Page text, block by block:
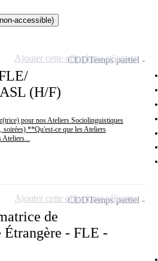
accessible)
(H/F)
pour nos Ateliers Sociolinguistiques
**Qu'est-ce que les Ateliers
CDDTemps partiel
Ajouter cette offre à ma sélection
de
Étrangère - FLE -
CDDTemps partiel
Ajouter cette offre à ma sélection